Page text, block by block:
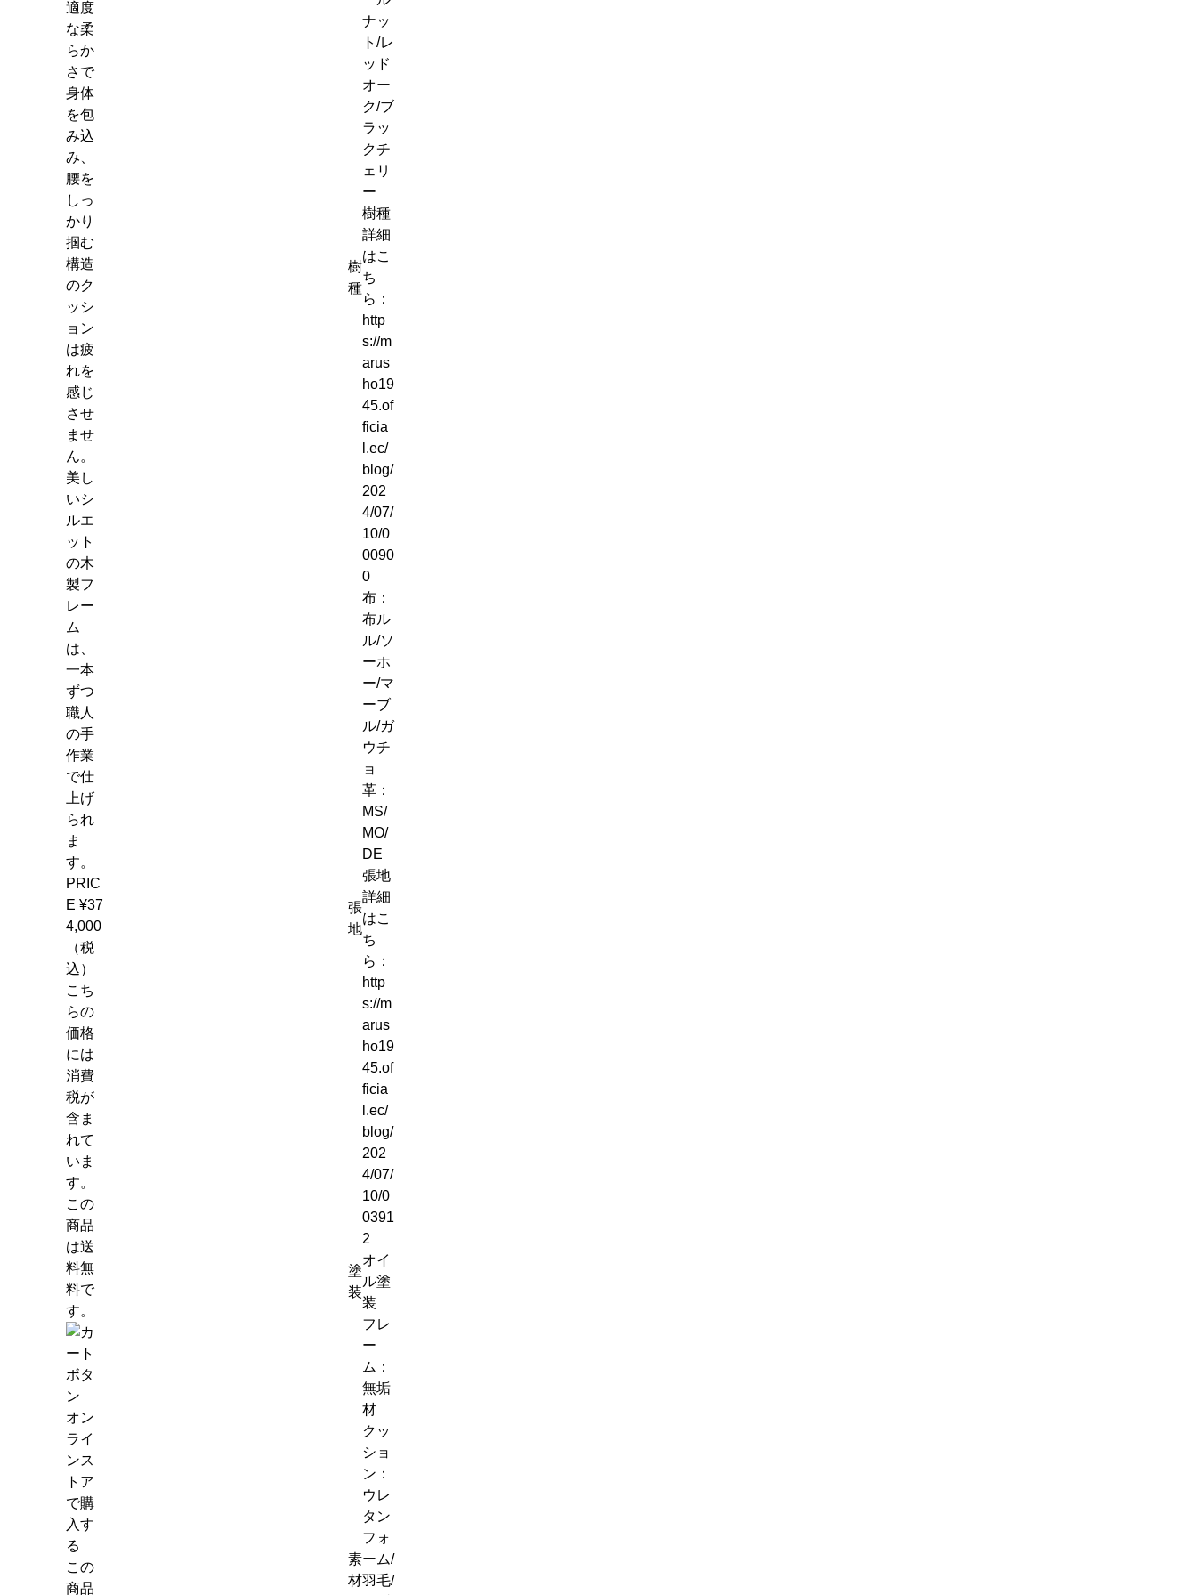
適度
な柔
らか
さで
身体
を包
み込
み、
腰を
しっ
かり
掴む
構造
のク
ッシ
ョン
は疲
れを
感じ
させ
ませ
ん。
美し
いシ
ルエ
ット
の木
製フ
レー
ム
は、
一本
ずつ
職人
の手
作業
で仕
上げ
られ
ま
す。
PRIC
E ¥37
4,000
（税
込）
こち
らの
価格
には
消費
税が
含ま
れて
いま
す。
この
商品
は送
料無
料で
す。
オン
ライ
ンス
トア
で購
入す
る
この
商品
樹
種
ナッ
ト/レ
ッド
オー
ク/ブ
ラッ
クチ
ェリ
ー
樹種
詳細
はこ
ち
ら：
http
s://m
arus
ho19
45.of
ficia
l.ec/
blog/
202
4/07/
10/0
0090
0
張
地
布：
布ル
ル/ソ
ーホ
ー/マ
ーブ
ル/ガ
ウチ
ョ
革：
MS/
MO/
DE
張地
詳細
はこ
ち
ら：
http
s://m
arus
ho19
45.of
ficia
l.ec/
blog/
202
4/07/
10/0
0391
2
塗
装
オイ
ル塗
装
素
材
フレ
ー
ム：
無垢
材
クッ
ショ
ン：
ウレ
タン
フォ
ーム/
羽毛/